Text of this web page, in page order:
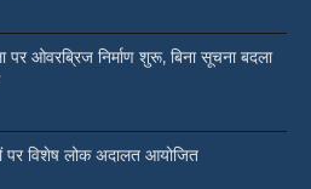
पर ओवरब्रिज निर्माण शुरू, बिना सूचना बदला
पर विशेष लोक अदालत आयोजित